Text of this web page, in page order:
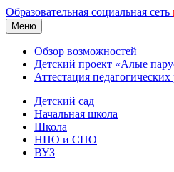
Образовательная социальная сеть
Меню
Обзор возможностей
Детский проект «Алые
Аттестация педагогических
Детский сад
Начальная школа
Школа
НПО и СПО
ВУЗ